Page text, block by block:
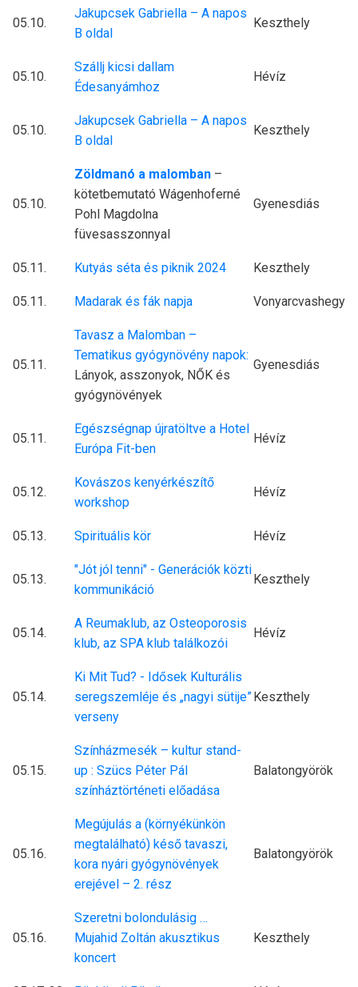
05.10.
Jakupcsek Gabriella – A napos
B oldal
Keszthely
05.10.
Szállj kicsi dallam
Édesanyámhoz
Hévíz
05.10.
Jakupcsek Gabriella – A napos
B oldal
Keszthely
05.10.
Zöldmanó a malomban –
kötetbemutató Wágenhoferné
Pohl Magdolna
füvesasszonnyal
Gyenesdiás
05.11. Kutyás séta és piknik 2024 Keszthely
05.11. Madarak és fák napja Vonyarcvashegy
05.11.
Tavasz a Malomban –
Tematikus gyógynövény napok:
Lányok, asszonyok, NŐK és
gyógynövények
Gyenesdiás
05.11.
Egészségnap újratöltve a Hotel
Európa Fit-ben
Hévíz
05.12.
Kovászos kenyérkészítő
workshop
Hévíz
05.13. Spirituális kör Hévíz
05.13.
"Jót jól tenni" - Generációk közti
kommunikáció
Keszthely
05.14.
A Reumaklub, az Osteoporosis
klub, az SPA klub találkozói
Hévíz
05.14.
Ki Mit Tud? - Idősek Kulturális
seregszemléje és „nagyi sütije”
verseny
Keszthely
05.15.
Színházmesék – kultur stand-
up : Szücs Péter Pál
színháztörténeti előadása
Balatongyörök
05.16.
Megújulás a (környékünkön
megtalálható) késő tavaszi,
kora nyári gyógynövények
erejével – 2. rész
Balatongyörök
05.16.
Szeretni bolondulásig …
Mujahid Zoltán akusztikus
koncert
Keszthely